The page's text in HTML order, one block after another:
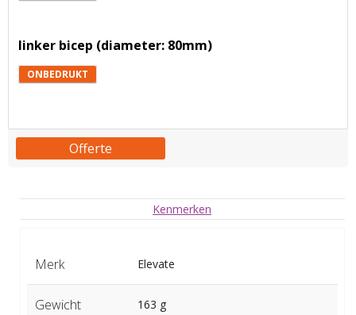
linker bicep (diameter: 80mm)
ONBEDRUKT
Offerte
Kenmerken
Merk Elevate
Gewicht 163 g